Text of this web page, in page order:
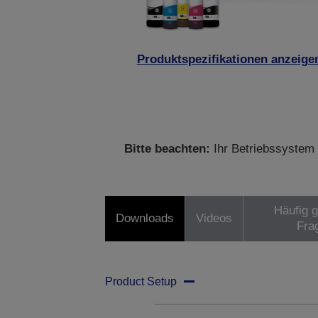
Produktspezifikationen
Bitte beachten:
Ihr
Downloads Videos
Häufig
Product Setup